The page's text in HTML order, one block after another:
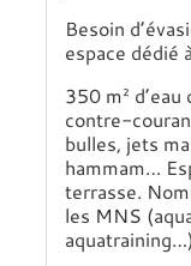
Besoin
espace dédié
350 m²
contre-
bulles, jets
hammam…
terrasse.
les MNS
aquatraining…)